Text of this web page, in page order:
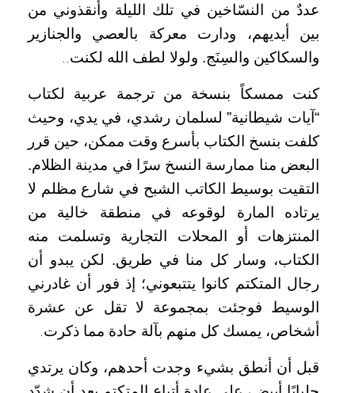
عددٌ من النسّاخين في تلك الليلة وأنقذوني من
بين أيديهم، ودارت معركة بالعصي والجنازير
والسكاكين والسِنَج. ولولا لطف الله لكنت..
كنت ممسكاً بنسخة من ترجمة عربية لكتاب
“آيات شيطانية” لسلمان رشدي، في يدي، وحيث
كلفت بنسخ الكتاب بأسرع وقت ممكن، حين قرر
البعض منا ممارسة النسخ سرًا في مدينة الظلام.
التقيت بوسيط الكاتب الشبح في شارع مظلم لا
يرتاده المارة لوقوعه في منطقة خالية من
المنتزهات أو المحلات التجارية وتسلمت منه
الكتاب، وسار كل منا في طريق. لكن يبدو أن
رجال المتكتم كانوا يتتبعوني؛ إذ فور أن غادرني
الوسيط فوجئت بمجموعة لا تقل عن عشرة
أشخاص، يمسك كل منهم بآلة حادة مما ذكرت.
قبل أن أنطق بشيء وجدت أحدهم، وكان يرتدي